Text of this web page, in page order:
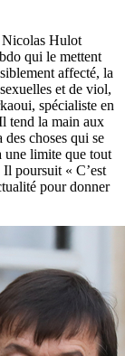
Hulot
qui le mettent
affecté, la
et de viol,
spécialiste en
tend la main aux
choses qui se
une limite que tout
poursuit « C’est
pour donner